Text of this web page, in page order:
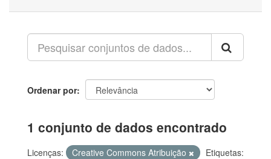
Ordenar por
1 conjunto de dados encontrado
Licenças: Creative Commons Atribuição
Etiquetas: